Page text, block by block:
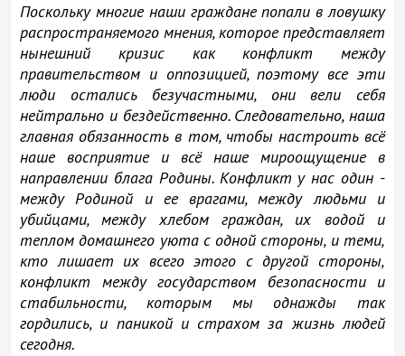
Поскольку многие наши граждане попали в ловушку
распространяемого мнения, которое представляет
нынешний кризис как конфликт между
правительством и оппозицией, поэтому все эти
люди остались безучастными, они вели себя
нейтрально и бездейственно. Следовательно, наша
главная обязанность в том, чтобы настроить всё
наше восприятие и всё наше мироощущение в
направлении блага Родины. Конфликт у нас один -
между Родиной и ее врагами, между людьми и
убийцами, между хлебом граждан, их водой и
теплом домашнего уюта с одной стороны, и теми,
кто лишает их всего этого с другой стороны,
конфликт между государством безопасности и
стабильности, которым мы однажды так
гордились, и паникой и страхом за жизнь людей
сегодня.